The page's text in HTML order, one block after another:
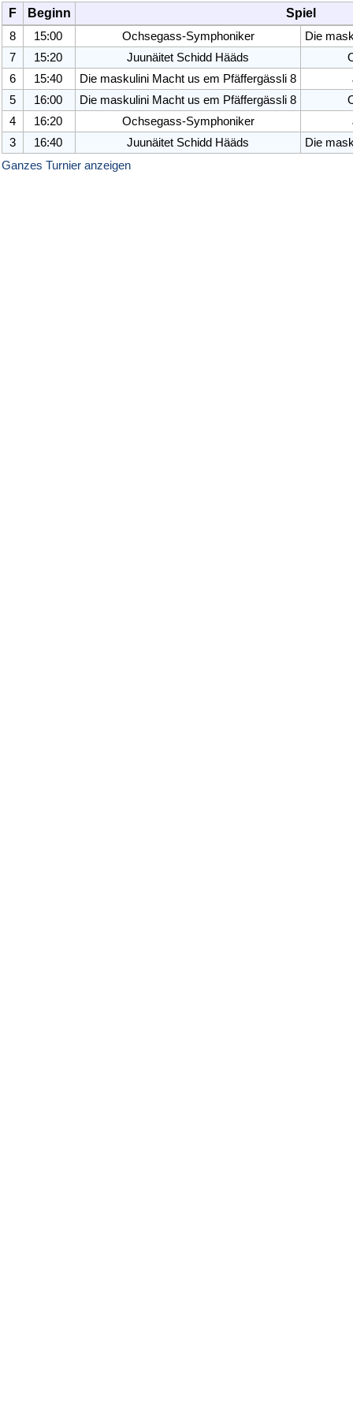
F Beginn Spiel
8 15:00 Ochsegass-Symphoniker
Die
7
15:20 Juunäitet Schidd Hääds
6
15:40 Die maskulini Macht us em Pfäffergässli 8
5
16:00 Die maskulini Macht us em Pfäffergässli 8
4
16:20 Ochsegass-Symphoniker
3
16:40 Juunäitet Schidd Hääds
Die
Ganzes Turnier anzeigen